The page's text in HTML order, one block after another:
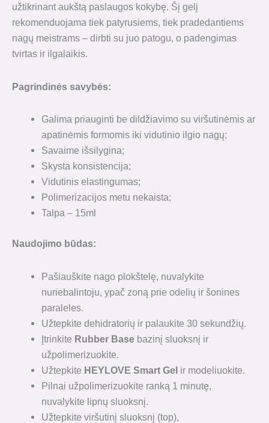
užtikrinant aukštą paslaugos kokybę. Šį gelį
rekomenduojama tiek patyrusiems, tiek pradedantiems
nagų meistrams – dirbti su juo patogu, o padengimas
tvirtas ir ilgalaikis.
Pagrindinės savybės:
Galima priauginti be dildžiavimo su viršutinėmis ar
apatinėmis formomis iki vidutinio ilgio nagų;
Savaime išsilygina;
Skysta konsistencija;
Vidutinis elastingumas;
Polimerizacijos metu nekaista;
Talpa – 15ml
Naudojimo būdas:
Pašiauškite nago plokštelę, nuvalykite
nuriebalintoju, ypač zoną prie odelių ir šonines
paraleles.
Užtepkite dehidratorių ir palaukite 30 sekundžių.
Įtrinkite Rubber Base bazinį sluoksnį ir
užpolimerizuokite.
Užtepkite HEYLOVE Smart Gel ir modeliuokite.
Pilnai užpolimerizuokite ranką 1 minutę,
nuvalykite lipnų sluoksnį.
Užtepkite viršutinį sluoksnį (top),